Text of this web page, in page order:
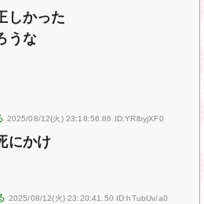
しかった
うな
2025/08/12(火) 23:18:56.86 ID:YRlbyjXF0
にかけ
2025/08/12(火) 23:20:41.50 ID:hTubUv/a0